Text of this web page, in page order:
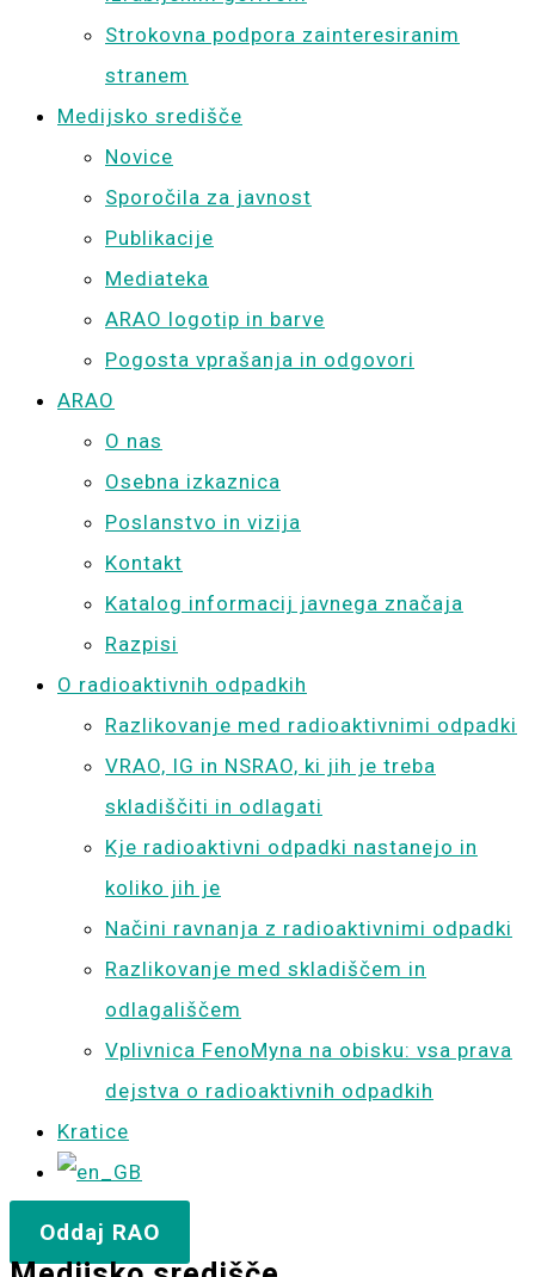
Strokovna podpora zainteresiranim
stranem
Medijsko središče
Novice
Sporočila za javnost
Publikacije
Mediateka
ARAO logotip in barve
Pogosta vprašanja in odgovori
ARAO
O nas
Osebna izkaznica
Poslanstvo in vizija
Kontakt
Katalog informacij javnega značaja
Razpisi
O radioaktivnih odpadkih
Razlikovanje med radioaktivnimi odpadki
VRAO, IG in NSRAO, ki jih je treba
skladiščiti in odlagati
Kje radioaktivni odpadki nastanejo in
koliko jih je
Načini ravnanja z radioaktivnimi odpadki
Razlikovanje med skladiščem in
odlagališčem
Vplivnica FenoMyna na obisku: vsa prava
dejstva o radioaktivnih odpadkih
Kratice
Oddaj RAO